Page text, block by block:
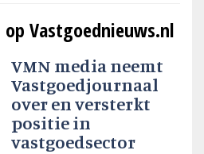
Vastgoednieuws.nl
VMN media neemt
Vastgoedjournaal
over en versterkt
positie in
vastgoedsector